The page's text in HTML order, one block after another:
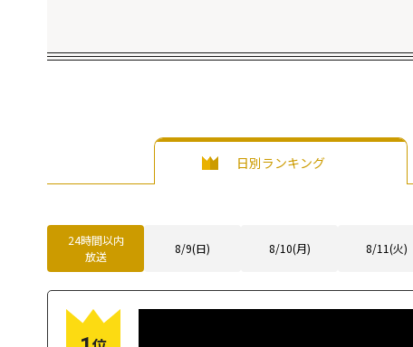
日別ランキング
24時間以内
放送
8/9(日) 8/10(月) 8/11(火)